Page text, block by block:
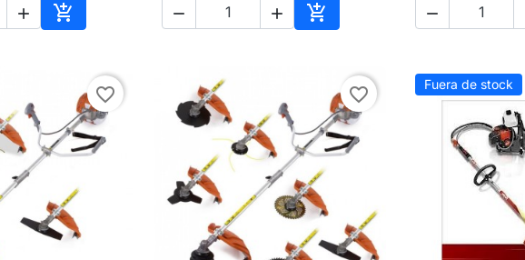
 
Añadir al carrito
  
Añadir al carrito

favorite_border favorite_border Fuera de stock